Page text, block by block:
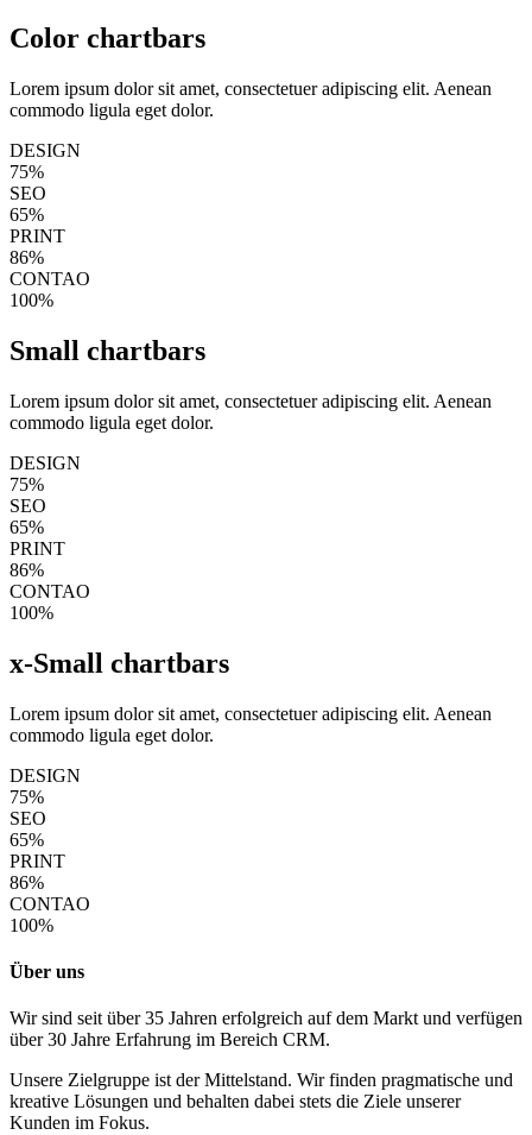
Color chartbars
Lorem ipsum dolor sit amet, consectetuer adipiscing elit. Aenean
commodo ligula eget dolor.
DESIGN
75%
SEO
65%
PRINT
86%
CONTAO
100%
Small chartbars
Lorem ipsum dolor sit amet, consectetuer adipiscing elit. Aenean
commodo ligula eget dolor.
DESIGN
75%
SEO
65%
PRINT
86%
CONTAO
100%
x-Small chartbars
Lorem ipsum dolor sit amet, consectetuer adipiscing elit. Aenean
commodo ligula eget dolor.
DESIGN
75%
SEO
65%
PRINT
86%
CONTAO
100%
Über uns
Wir sind seit über 35 Jahren erfolgreich auf dem Markt und verfügen
über 30 Jahre Erfahrung im Bereich CRM.
Unsere Zielgruppe ist der Mittelstand. Wir finden pragmatische und
kreative Lösungen und behalten dabei stets die Ziele unserer
Kunden im Fokus.